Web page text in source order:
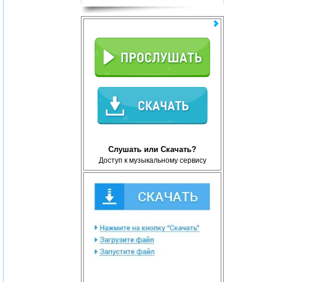
Слушать или Скачать?
Доступ к музыкальному сервису